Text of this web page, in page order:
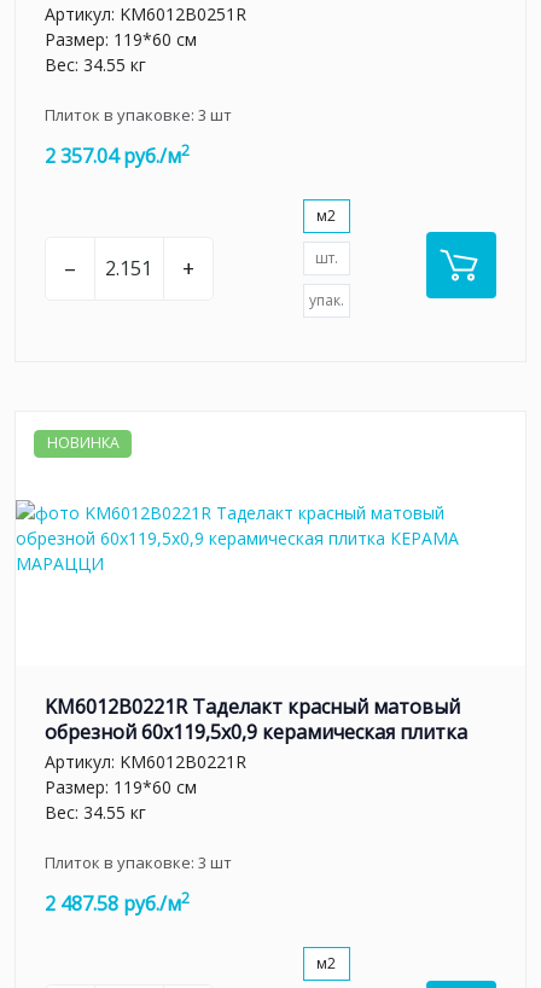
Артикул: KM6012B0251R
Размер: 119*60 см
Вес: 34.55 кг
Плиток в упаковке: 3 шт
2 357.04 руб./м2
– +
м2
шт.
упак.
НОВИНКА
KM6012B0221R Таделакт красный матовый
обрезной 60x119,5x0,9 керамическая плитка
Артикул: KM6012B0221R
Размер: 119*60 см
Вес: 34.55 кг
Плиток в упаковке: 3 шт
2 487.58 руб./м2
м2